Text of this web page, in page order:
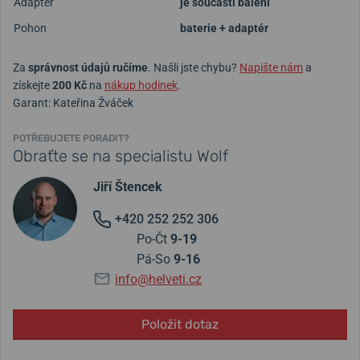
Pohon
baterie + adaptér
Za správnost údajů ručíme. Našli jste chybu? Napište náma
získejte200 Kč na nákup hodinek.
Garant: Kateřina Žváček
POTŘEBUJETE PORADIT?
Obraťte se na specialistu Wolf
Jiří Štencek
+420 252 252 306
Po-Čt 9-19
Pá-So 9-16
info@helveti.cz
Položit dotaz